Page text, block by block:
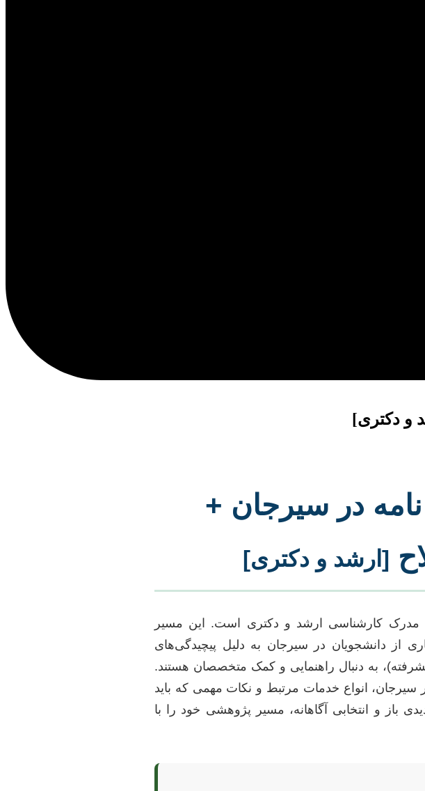
و دکتری]
نامه در سیرجان +
[ارشد و دکتری]
مدرک کارشناسی ارشد و دکتری است. این مسیر
دانشجویان در سیرجان به دلیل پیچیدگی‌های
به دنبال راهنمایی و کمک متخصصان هستند.
سیرجان، انواع خدمات مرتبط و نکات مهمی که باید
باز و انتخابی آگاهانه، مسیر پژوهشی خود را با